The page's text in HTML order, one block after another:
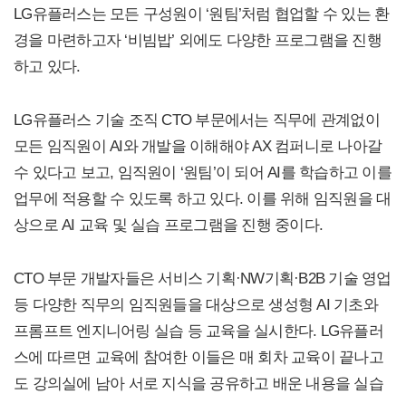
LG유플러스는 모든 구성원이 ‘원팀’처럼 협업할 수 있는 환
경을 마련하고자 ‘비빔밥’ 외에도 다양한 프로그램을 진행
하고 있다.
LG유플러스 기술 조직 CTO 부문에서는 직무에 관계없이
모든 임직원이 AI와 개발을 이해해야 AX 컴퍼니로 나아갈
수 있다고 보고, 임직원이 ‘원팀’이 되어 AI를 학습하고 이를
업무에 적용할 수 있도록 하고 있다. 이를 위해 임직원을 대
상으로 AI 교육 및 실습 프로그램을 진행 중이다.
CTO 부문 개발자들은 서비스 기획·NW기획·B2B 기술 영업
등 다양한 직무의 임직원들을 대상으로 생성형 AI 기초와
프롬프트 엔지니어링 실습 등 교육을 실시한다. LG유플러
스에 따르면 교육에 참여한 이들은 매 회차 교육이 끝나고
도 강의실에 남아 서로 지식을 공유하고 배운 내용을 실습